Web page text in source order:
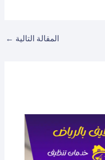
المقالة التالية ←